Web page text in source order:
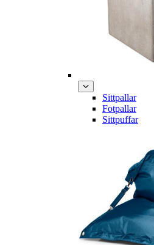
Sittpallar
Fotpallar
Sittpuffar